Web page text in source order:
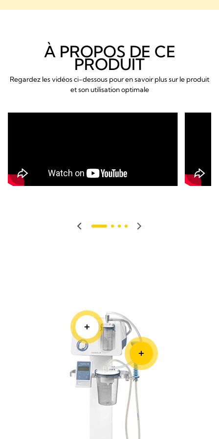
À PROPOS DE CE
PRODUIT
Regardez les vidéos ci-dessous pour en savoir plus sur le produit
et son utilisation optimale